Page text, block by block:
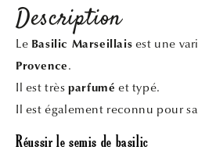
Description
Le Basilic Marseillais est une
Provence .
Il est trèsparfumé et typé.
Il est également reconnu pour
Réussir le semis de basilic